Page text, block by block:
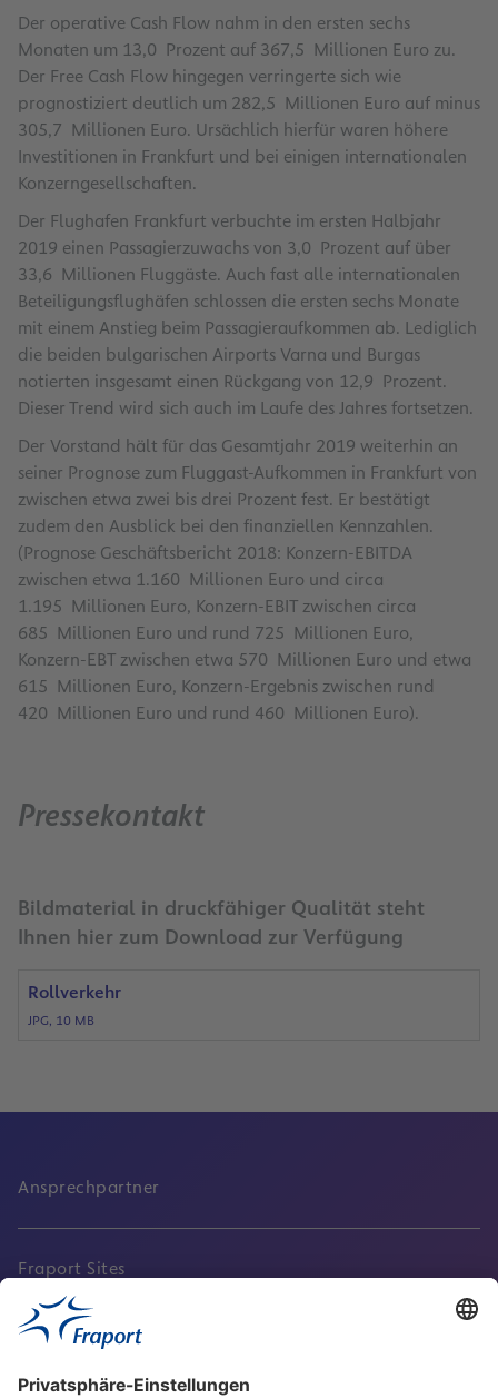
Der operative Cash Flow nahm in den ersten sechs
Monaten um 13,0 Prozent auf 367,5 Millionen Euro zu.
Der Free Cash Flow hingegen verringerte sich wie
prognostiziert deutlich um 282,5 Millionen Euro auf minus
305,7 Millionen Euro. Ursächlich hierfür waren höhere
Investitionen in Frankfurt und bei einigen internationalen
Konzerngesellschaften.
Der Flughafen Frankfurt verbuchte im ersten Halbjahr
2019 einen Passagierzuwachs von 3,0 Prozent auf über
33,6 Millionen Fluggäste. Auch fast alle internationalen
Beteiligungsflughäfen schlossen die ersten sechs Monate
mit einem Anstieg beim Passagieraufkommen ab. Lediglich
die beiden bulgarischen Airports Varna und Burgas
notierten insgesamt einen Rückgang von 12,9 Prozent.
Dieser Trend wird sich auch im Laufe des Jahres fortsetzen.
Der Vorstand hält für das Gesamtjahr 2019 weiterhin an
seiner Prognose zum Fluggast-Aufkommen in Frankfurt von
zwischen etwa zwei bis drei Prozent fest. Er bestätigt
zudem den Ausblick bei den finanziellen Kennzahlen.
(Prognose Geschäftsbericht 2018: Konzern-EBITDA
zwischen etwa 1.160 Millionen Euro und circa
1.195 Millionen Euro, Konzern-EBIT zwischen circa
685 Millionen Euro und rund 725 Millionen Euro,
Konzern-EBT zwischen etwa 570 Millionen Euro und etwa
615 Millionen Euro, Konzern-Ergebnis zwischen rund
420 Millionen Euro und rund 460 Millionen Euro).
Pressekontakt
Bildmaterial in druckfähiger Qualität steht
Ihnen hier zum Download zur Verfügung
Rollverkehr
JPG, 10 MB
Ansprechpartner
Fraport Sites
Aktuell